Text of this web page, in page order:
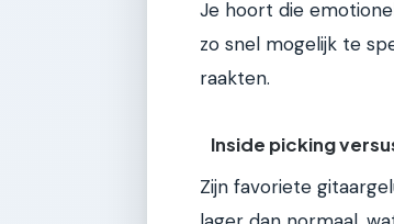
Je hoort die
zo snel mogelijk te
raakten.
Inside picking
Zijn favoriete